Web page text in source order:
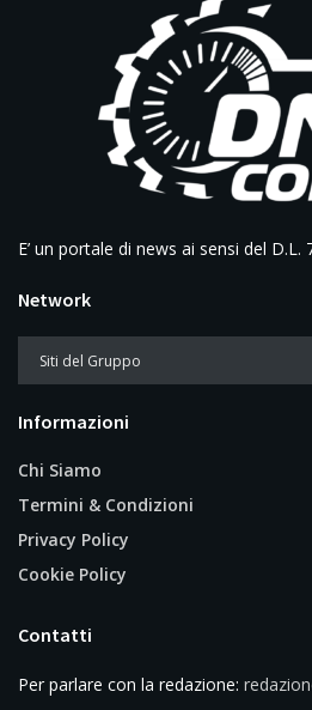
E’ un portale di news ai sensi del D.L.
Network
Informazioni
Chi Siamo
Termini & Condizioni
Privacy Policy
Cookie Policy
Contatti
Per parlare con la redazione: